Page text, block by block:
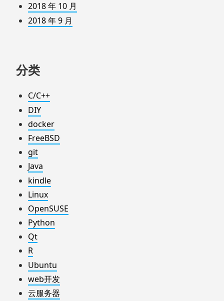
2018 年 10 月
2018 年 9 月
分类
C/C++
DIY
docker
FreeBSD
git
Java
kindle
Linux
OpenSUSE
Python
Qt
R
Ubuntu
web开发
云服务器